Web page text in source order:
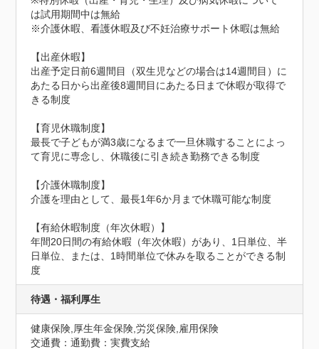
は試用期間中は無給
※介護休暇、看護休暇及び不妊治療サポート休暇は無給
【出産休暇】
出産予定日前6週間目（双生児などの場合は14週間目）に
あたる日から出産後8週間目にあたる日まで休暇が取得で
きる制度
【育児休職制度】
最長で子どもが満3歳になるまで一旦休職することによっ
て育児に専念し、休職後に引き続き勤務できる制度
【介護休職制度】
介護を理由として、最長1年6か月まで休職可能な制度
【有給休暇制度（年次休暇）】
年間20日間の有給休暇（年次休暇）があり、1日単位、半
日単位、または、1時間単位で休みを取ることができる制
度
待遇・福利厚生
健康保険,厚生年金保険,労災保険,雇用保険
交通費：通勤費：実費支給